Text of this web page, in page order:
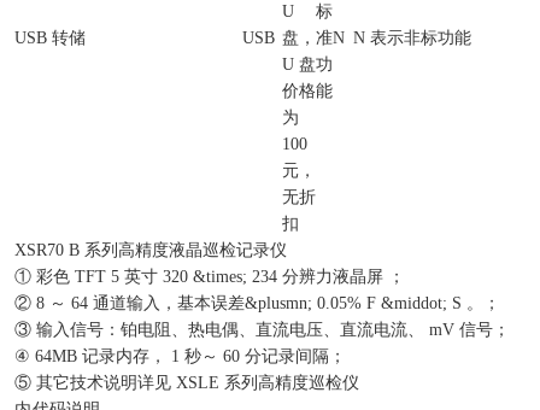
USB 转储 USB
U
盘，
U 盘
价格
为
100
元，
无折
扣
标
准
功
能
N N 表示非标功能
XSR70 B 系列高精度液晶巡检记录仪
① 彩色 TFT 5 英寸 320 &times; 234 分辨力液晶屏 ；
② 8 ～ 64 通道输入，基本误差&plusmn; 0.05% F &middot; S 。；
③ 输入信号：铂电阻、热电偶、直流电压、直流电流、 mV 信号；
④ 64MB 记录内存， 1 秒～ 60 分记录间隔；
⑤ 其它技术说明详见 XSLE 系列高精度巡检仪